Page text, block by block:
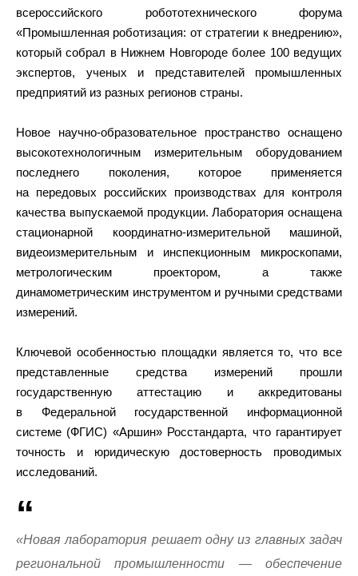
всероссийского робототехнического форума
«Промышленная роботизация: от стратегии к внедрению»,
который собрал в Нижнем Новгороде более 100 ведущих
экспертов, ученых и представителей промышленных
предприятий из разных регионов страны.
Новое научно-образовательное пространство оснащено
высокотехнологичным измерительным оборудованием
последнего поколения, которое применяется
на передовых российских производствах для контроля
качества выпускаемой продукции. Лаборатория оснащена
стационарной координатно-измерительной машиной,
видеоизмерительным и инспекционным микроскопами,
метрологическим проектором, а также
динамометрическим инструментом и ручными средствами
измерений.
Ключевой особенностью площадки является то, что все
представленные средства измерений прошли
государственную аттестацию и аккредитованы
в Федеральной государственной информационной
системе (ФГИС) «Аршин» Росстандарта, что гарантирует
точность и юридическую достоверность проводимых
исследований.
«Новая лаборатория решает одну из главных задач
региональной промышленности — обеспечение